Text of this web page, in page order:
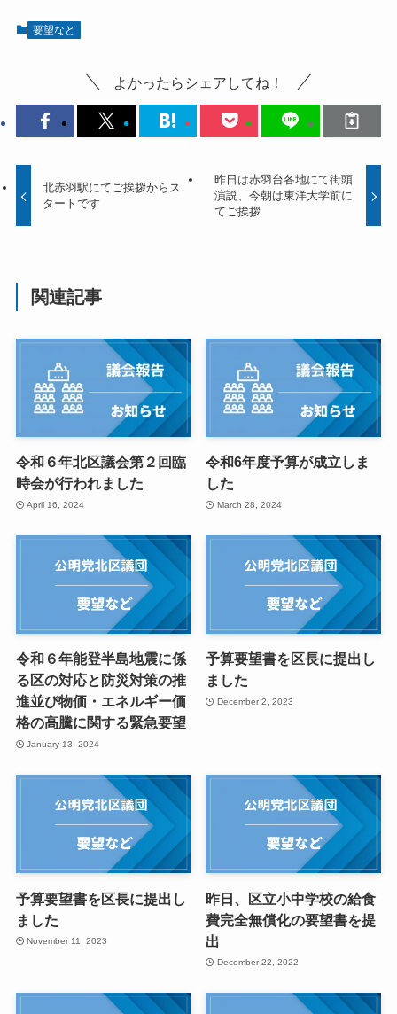
要望など
よかったらシェアしてね！
北赤羽駅にてご挨拶からス
タートです
昨日は赤羽台各地にて街頭
演説、今朝は東洋大学前に
てご挨拶
関連記事
令和６年北区議会第２回臨
時会が行われました
April 16, 2024
令和6年度予算が成立しま
した
March 28, 2024
令和６年能登半島地震に係
る区の対応と防災対策の推
進並び物価・エネルギー価
格の高騰に関する緊急要望
January 13, 2024
予算要望書を区長に提出し
ました
December 2, 2023
予算要望書を区長に提出し
ました
November 11, 2023
昨日、区立小中学校の給食
費完全無償化の要望書を提
出
December 22, 2022